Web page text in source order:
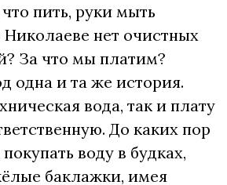
пить, руки мыть
Николаеве нет очистных
За что мы платим?
одна и та же история.
вода, так и плату
До каких пор
воду в будках,
баклажки, имея